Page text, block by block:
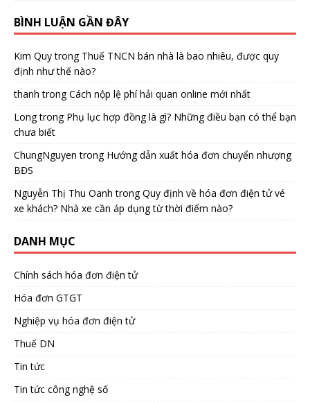
BÌNH LUẬN GẦN ĐÂY
Kim Quytrong Thuế TNCN bán nhà là bao nhiêu, được quy
định như thế nào?
thanh trongCách nộp lệ phí hải quan online mới nhất
Longtrong Phụ lục hợp đồng là gì? Những điều bạn có thể bạn
chưa biết
ChungNguyen trong Hướng dẫn xuất hóa đơn chuyển nhượng
BĐS
Nguyễn Thị Thu Oanh trongQuy định về hóa đơn điện tử vé
xe khách? Nhà xe cần áp dụng từ thời điểm nào?
DANH MỤC
Chính sách hóa đơn điện tử
Hóa đơn GTGT
Nghiệp vụ hóa đơn điện tử
Thuế DN
Tin tức
Tin tức công nghệ số